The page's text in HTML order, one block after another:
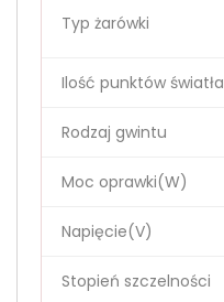
Typ żarówki
Ilość punktów światła
Rodzaj gwintu
Moc oprawki(W)
Napięcie(V)
Stopień szczelności